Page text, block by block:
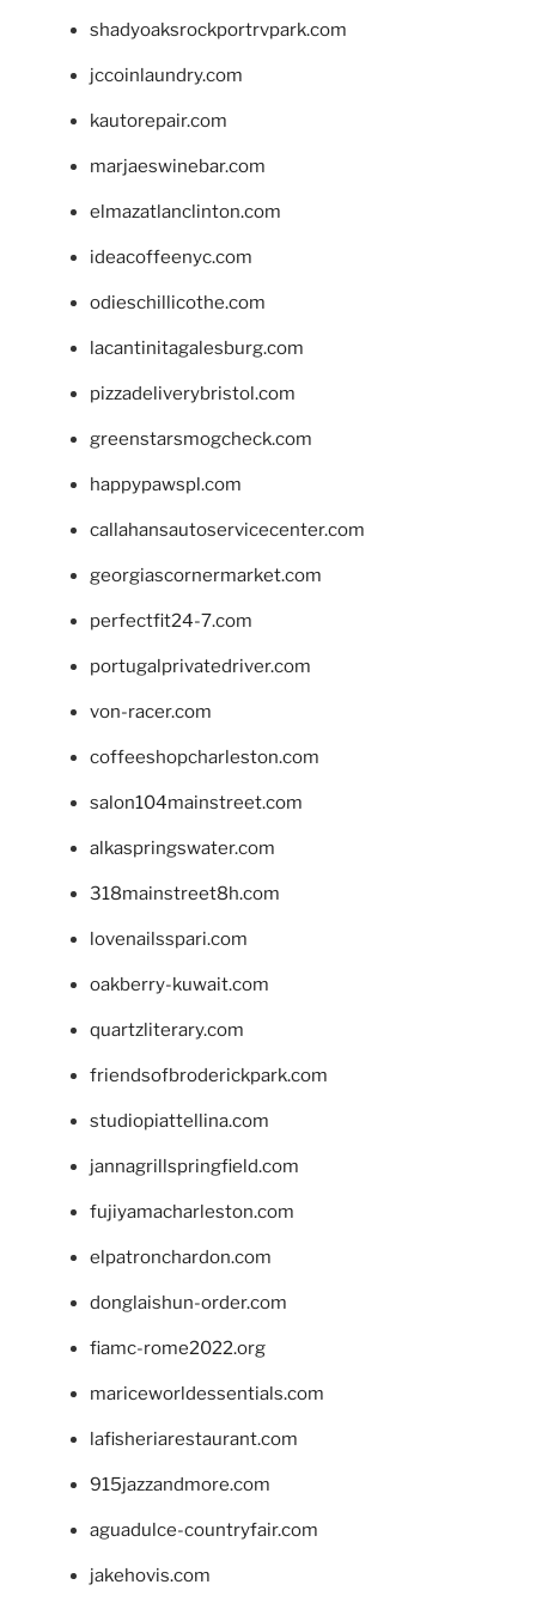
shadyoaksrockportrvpark.com
jccoinlaundry.com
kautorepair.com
marjaeswinebar.com
elmazatlanclinton.com
ideacoffeenyc.com
odieschillicothe.com
lacantinitagalesburg.com
pizzadeliverybristol.com
greenstarsmogcheck.com
happypawspl.com
callahansautoservicecenter.com
georgiascornermarket.com
perfectfit24-7.com
portugalprivatedriver.com
von-racer.com
coffeeshopcharleston.com
salon104mainstreet.com
alkaspringswater.com
318mainstreet8h.com
lovenailsspari.com
oakberry-kuwait.com
quartzliterary.com
friendsofbroderickpark.com
studiopiattellina.com
jannagrillspringfield.com
fujiyamacharleston.com
elpatronchardon.com
donglaishun-order.com
fiamc-rome2022.org
mariceworldessentials.com
lafisheriarestaurant.com
915jazzandmore.com
aguadulce-countryfair.com
jakehovis.com